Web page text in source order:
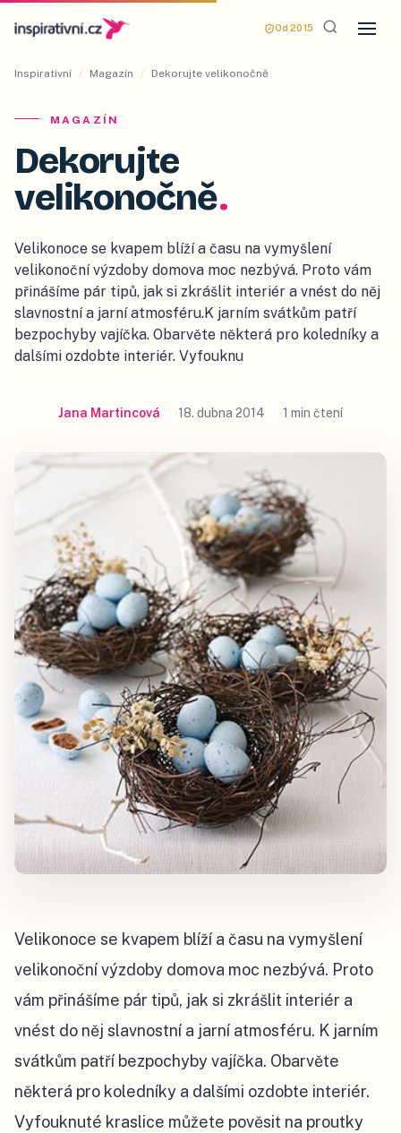
Od 2015
Inspirativní / Magazín / Dekorujte velikonočně
MAGAZÍN
Dekorujte
velikonočně.
Velikonoce se kvapem blíží a času na vymyšlení
velikonoční výzdoby domova moc nezbývá. Proto vám
přinášíme pár tipů, jak si zkrášlit interiér a vnést do něj
slavnostní a jarní atmosféru.K jarním svátkům patří
bezpochyby vajíčka. Obarvěte některá pro koledníky a
dalšími ozdobte interiér. Vyfouknu
Jana Martincová 18. dubna 2014 1 min čtení
Velikonoce se kvapem blíží a času na vymyšlení
velikonoční výzdoby domova moc nezbývá. Proto
vám přinášíme pár tipů, jak si zkrášlit interiér a
vnést do něj slavnostní a jarní atmosféru. K jarním
svátkům patří bezpochyby vajíčka. Obarvěte
některá pro koledníky a dalšími ozdobte interiér.
Vyfouknuté kraslice můžete pověsit na proutky